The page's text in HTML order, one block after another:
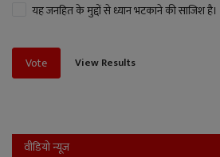
यह जनहित के मुद्दों से ध्यान भटकाने की साजिश है।
Vote View Results
वीडियो न्यूज